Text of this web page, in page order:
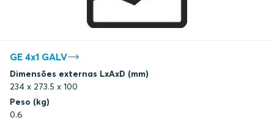
GE 4x1 GALV
Dimensões externas LxAxD (mm)
234 x 273.5 x 100
Peso (kg)
0.6